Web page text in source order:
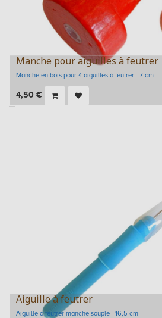
Manche pour aiguilles à feutrer
Manche en bois pour 4 aiguilles à feutrer - 7 cm
4,50 €
Aiguille à feutrer
Aiguille à feutrer manche souple - 16,5 cm